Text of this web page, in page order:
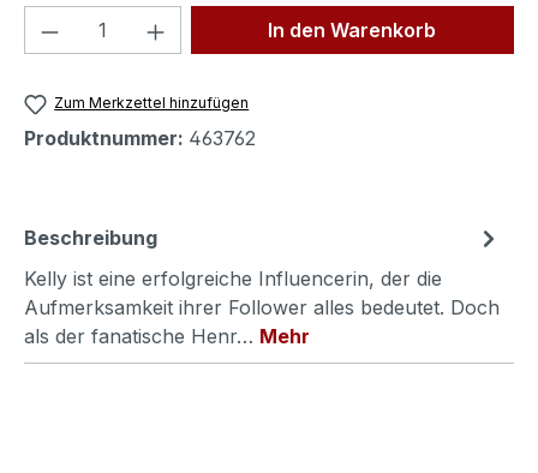
Produkt Anzahl: Gib denIn den Warenkorb
Zum Merkzettel hinzufügen
Produktnummer: 463762
Beschreibung
Kelly ist eine erfolgreiche Influencerin, der die
Aufmerksamkeit ihrer Follower alles bedeutet. Doch
als der fanatische Henr… Mehr